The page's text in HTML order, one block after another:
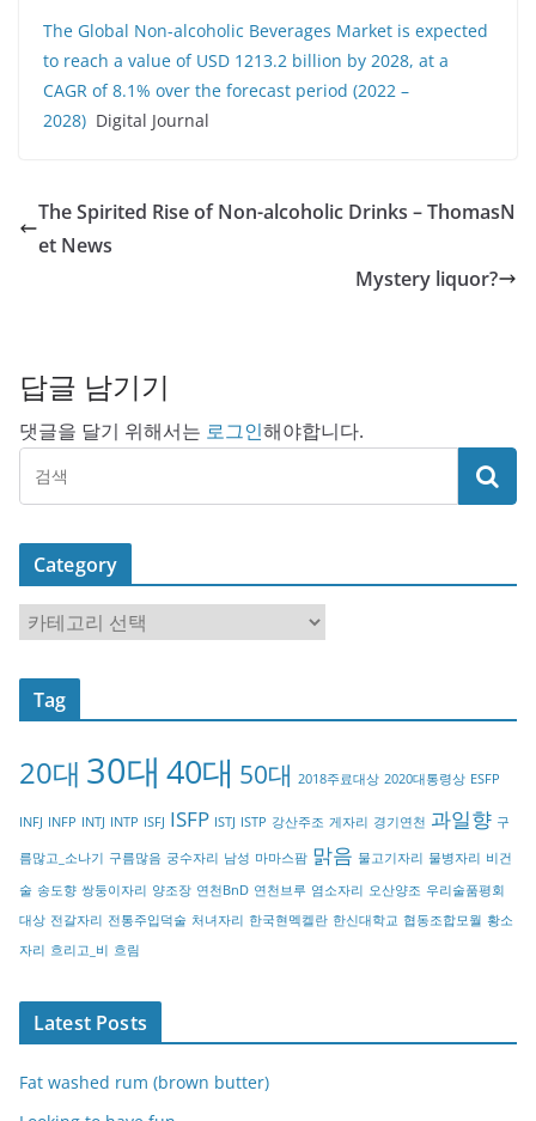
The Global Non-alcoholic Beverages Market is expected
to reach a value of USD 1213.2 billion by 2028, at a
CAGR of 8.1% over the forecast period (2022 –
2028) Digital Journal
The Spirited Rise of Non-alcoholic Drinks – ThomasN
et News
Mystery liquor?
답글 남기기
댓글을 달기 위해서는 로그인해야합니다.
Category
a
t
o
y
Tag
20대 30대 40대 50대 2018주료대상 2020대통령상 ESFP
INFJ INFP INTJ INTP ISFJ ISFP ISTJ ISTP 강산주조 게자리 경기연천 과일향 구
름많고_소나기 구름많음 궁수자리 남성 마마스팜 맑음 물고기자리 물병자리 비건
술 송도향 쌍둥이자리 양조장 연천BnD 연천브루 염소자리 오산양조 우리술품평회
대상 전갈자리 전통주입덕술 처녀자리 한국현멕켈란 한신대학교 협동조합모월 황소
자리 흐리고_비 흐림
Latest Posts
Fat washed rum (brown butter)